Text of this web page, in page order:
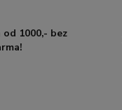
od 1000,- bez